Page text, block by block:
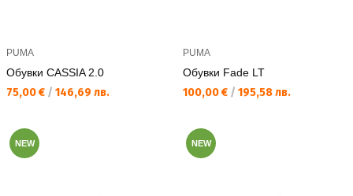
PUMA
Обувки CASSIA 2.0
Текуща цена:
75,00 € / 146,69 лв.
PUMA
Обувки Fade LT
Текуща цена:
100,00 € / 195,58 лв.
NEW NEW